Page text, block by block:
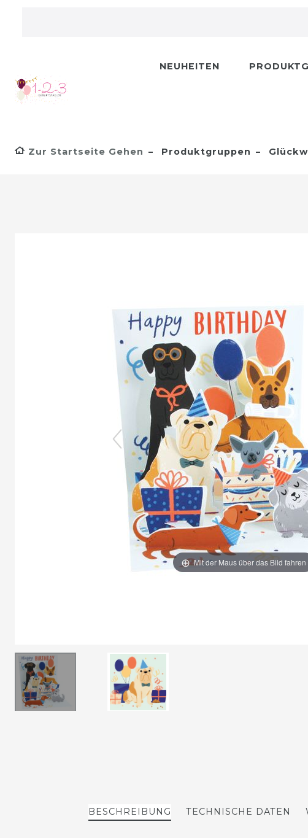
NEUHEITEN
Zur Startseite Gehen Produktgruppen
Mit der Maus über das Bild fahren
BESCHREIBUNG TECHNISCHE DATEN